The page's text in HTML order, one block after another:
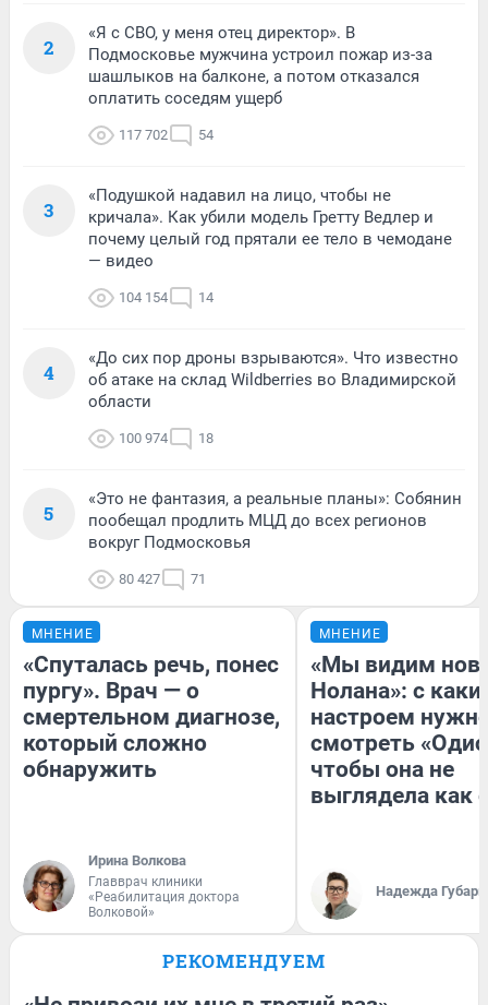
2
«Я с СВО, у меня отец директор». В
Подмосковье мужчина устроил пожар из-за
шашлыков на балконе, а потом отказался
оплатить соседям ущерб
117 702 54
3
«Подушкой надавил на лицо, чтобы не
кричала». Как убили модель Гретту Ведлер и
почему целый год прятали ее тело в чемодане
— видео
104 154 14
4
«До сих пор дроны взрываются». Что известно
об атаке на склад Wildberries во Владимирской
области
100 974 18
5
«Это не фантазия, а реальные планы»: Собянин
пообещал продлить МЦД до всех регионов
вокруг Подмосковья
80 427 71
МНЕНИЕ
«Спуталась речь, понес
пургу». Врач — о
смертельном диагнозе,
который сложно
обнаружить
Ирина Волкова
Главврач клиники
«Реабилитация доктора
Волковой»
МНЕНИЕ
«Мы видим
Нолана»: с
настроем
смотреть
чтобы она не
выглядела как
Надежда Губарь
РЕКОМЕНДУЕМ